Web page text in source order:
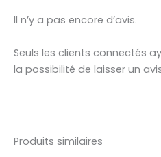
Il n’y a pas encore d’avis.
Seuls les clients connectés
la possibilité de laisser un
Produits similaires